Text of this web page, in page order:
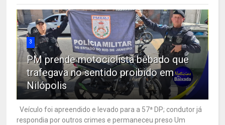
3
PM prende motociclista bêbado que
trafegava no sentido proibido em
Nilópolis
Veículo foi apreendido e levado para a 57ª DP; condutor já
respondia por outros crimes e permaneceu preso Um